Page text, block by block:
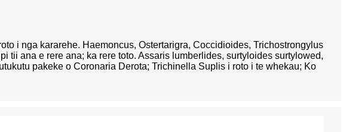
i nga kararehe. Haemoncus, Ostertarigra, Coccidioides, Trichostrongylus
tii ana e rere ana; ka rere toto. Assaris lumberlides, surtyloides surtylowed,
pakeke o Coronaria Derota; Trichinella Suplis i roto i te whekau; Ko